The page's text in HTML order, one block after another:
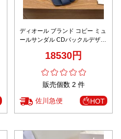
ディオール ブランド コピー ミュ
ールサンダル CDバックルデザイ
18530円
販売個数 2 件
佐川急便 HOT